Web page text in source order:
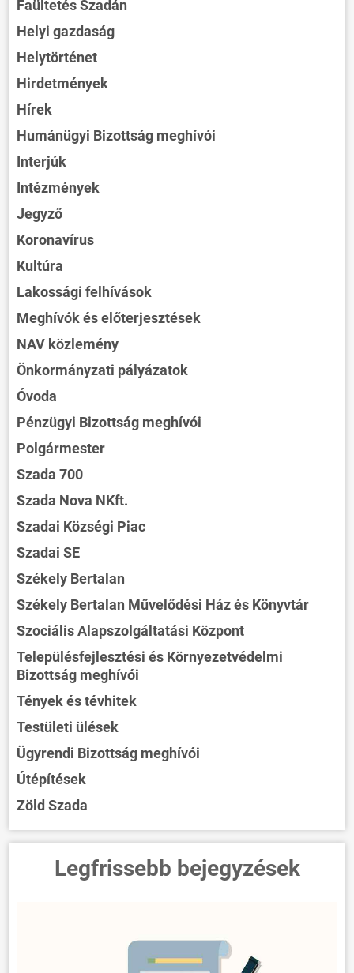
Faültetés Szadán
Helyi gazdaság
Helytörténet
Hirdetmények
Hírek
Humánügyi Bizottság meghívói
Interjúk
Intézmények
Jegyző
Koronavírus
Kultúra
Lakossági felhívások
Meghívók és előterjesztések
NAV közlemény
Önkormányzati pályázatok
Óvoda
Pénzügyi Bizottság meghívói
Polgármester
Szada 700
Szada Nova NKft.
Szadai Községi Piac
Szadai SE
Székely Bertalan
Székely Bertalan Művelődési Ház és Könyvtár
Szociális Alapszolgáltatási Központ
Településfejlesztési és Környezetvédelmi
Bizottság meghívói
Tények és tévhitek
Testületi ülések
Ügyrendi Bizottság meghívói
Útépítések
Zöld Szada
Legfrissebb bejegyzések